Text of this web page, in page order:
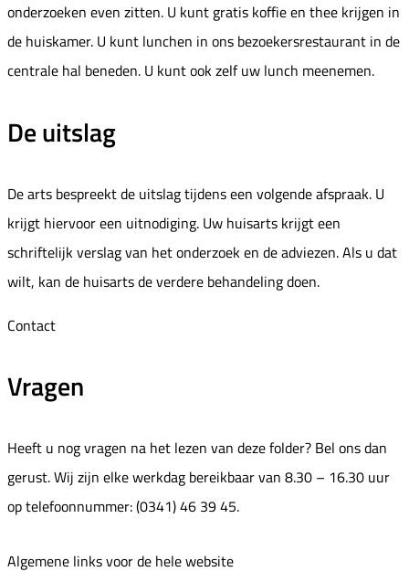
onderzoeken even zitten. U kunt gratis koffie en thee krijgen in
de huiskamer. U kunt lunchen in ons bezoekersrestaurant in de
centrale hal beneden. U kunt ook zelf uw lunch meenemen.
De uitslag
De arts bespreekt de uitslag tijdens een volgende afspraak. U
krijgt hiervoor een uitnodiging. Uw huisarts krijgt een
schriftelijk verslag van het onderzoek en de adviezen. Als u dat
wilt, kan de huisarts de verdere behandeling doen.
Contact
Vragen
Heeft u nog vragen na het lezen van deze folder? Bel ons dan
gerust. Wij zijn elke werkdag bereikbaar van 8.30 – 16.30 uur
op telefoonnummer: (0341) 46 39 45.
Algemene links voor de hele website